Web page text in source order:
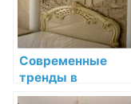
Современные
тренды в
декоративной